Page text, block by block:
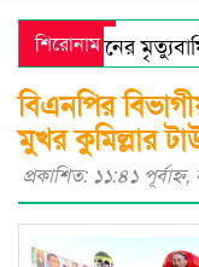
শিরোনাম
খানের
: গবেষণা
বিএনপির
মুখর কুমিল্লার
প্রকাশিত: ১১:৪১